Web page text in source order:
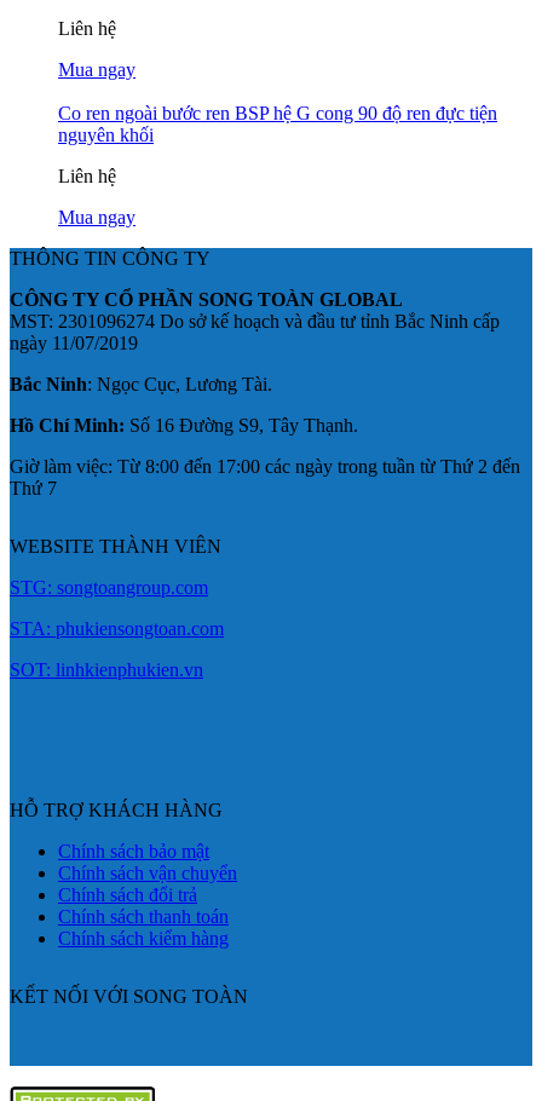
Liên hệ
Mua ngay
Co ren ngoài bước ren BSP hệ G cong 90 độ ren đực tiện
nguyên khối
Liên hệ
Mua ngay
THÔNG TIN CÔNG TY
CÔNG TY CỔ PHẦN SONG TOÀN GLOBAL
MST: 2301096274 Do sở kế hoạch và đầu tư tỉnh Bắc Ninh cấp
ngày 11/07/2019
Bắc Ninh: Ngọc Cục, Lương Tài.
Hồ Chí Minh: Số 16 Đường S9, Tây Thạnh.
Giờ làm việc: Từ 8:00 đến 17:00 các ngày trong tuần từ Thứ 2 đến
Thứ 7
WEBSITE THÀNH VIÊN
STG: songtoangroup.com
STA: phukiensongtoan.com
SOT: linhkienphukien.vn
HỖ TRỢ KHÁCH HÀNG
Chính sách bảo mật
Chính sách vận chuyển
Chính sách đổi trả
Chính sách thanh toán
Chính sách kiểm hàng
KẾT NỐI VỚI SONG TOÀN